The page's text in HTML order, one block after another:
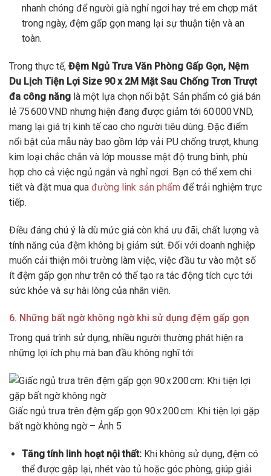
nhanh chóng để người già nghỉ ngơi hay trẻ em chợp mắt
trong ngày, đệm gấp gọn mang lại sự thuận tiện và an
toàn.
Trong thực tế, Đệm Ngủ Trưa Văn Phòng Gấp Gọn, Nệm
Du Lịch Tiện Lợi Size 90 x 2M Mặt Sau Chống Trơn Trượt
đa công năng là một lựa chọn nổi bật. Sản phẩm có giá bán
lẻ 75 600 VND nhưng hiện đang được giảm tới 60 000 VND,
mang lại giá trị kinh tế cao cho người tiêu dùng. Đặc điểm
nổi bật của mẫu này bao gồm lớp vải PU chống trượt, khung
kim loại chắc chắn và lớp mousse mật độ trung bình, phù
hợp cho cả việc ngủ ngắn và nghỉ ngơi. Bạn có thể xem chi
tiết và đặt mua qua đường link sản phẩm để trải nghiệm trực
tiếp.
Điều đáng chú ý là dù mức giá còn khá ưu đãi, chất lượng và
tính năng của đệm không bị giảm sút. Đối với doanh nghiệp
muốn cải thiện môi trường làm việc, việc đầu tư vào một số
ít đệm gấp gọn như trên có thể tạo ra tác động tích cực tới
sức khỏe và sự hài lòng của nhân viên.
6. Những bất ngờ không ngờ khi sử dụng đệm gấp gọn
Trong quá trình sử dụng, nhiều người thường phát hiện ra
những lợi ích phụ mà ban đầu không nghĩ tới:
Giấc ngủ trưa trên đệm gấp gọn 90 x 200 cm: Khi tiện lợi gặp
bất ngờ không ngờ – Ảnh 5
Tăng tính linh hoạt nội thất:Khi không sử dụng, đệm có
thể được gập lại, nhét vào tủ hoặc góc phòng, giúp giải